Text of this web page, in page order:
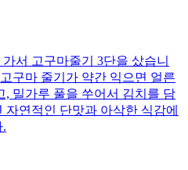
서 고구마줄기 3단을 샀습니
구마 줄기가 약간 익으면 얼른
, 밀가루 풀을 쑤어서 김치를 담
연적인 단맛과 아삭한 식감에
.